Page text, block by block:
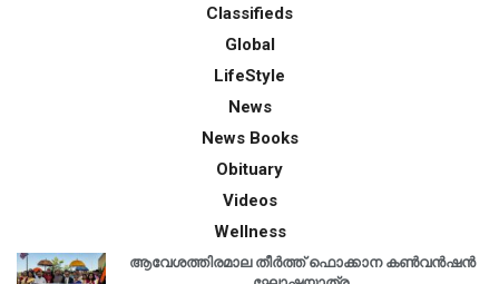
Classifieds
Global
LifeStyle
News
News Books
Obituary
Videos
Wellness
ആവേശത്തിരമാല തീർത്ത് ഫൊക്കാന കൺവൻഷൻ